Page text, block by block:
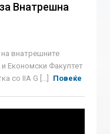
Внатрешна
внатрешните
Економски Факултет
со IIA G [...]
Повеќе